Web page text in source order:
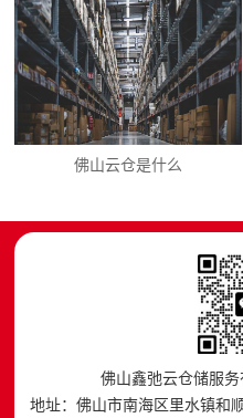
佛山云仓是什么
佛山鑫弛云仓储服务
地址：佛山市南海区里水镇和